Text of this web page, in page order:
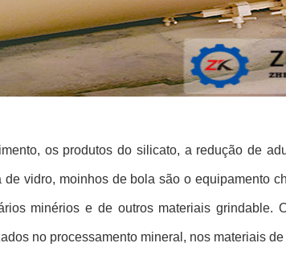
os produtos do silicato, a redução de
de vidro, moinhos de bola são o equipamento
minérios e de outros materiais
no processamento mineral, nos materiais